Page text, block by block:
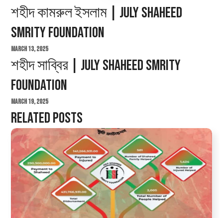
শহীদ কামরুল ইসলাম | July Shaheed
Smrity Foundation
March 13, 2025
শহীদ সাব্বির | July Shaheed Smrity
Foundation
March 19, 2025
Related Posts